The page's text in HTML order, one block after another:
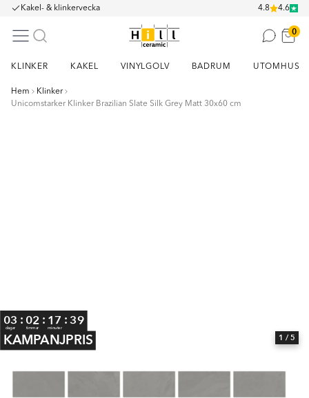
Kakel- & klinkervecka 4.8 4.6
0
KLINKER KAKEL VINYLGOLV BADRUM UTOMHUS
Hem
Klinker
Unicomstarker Klinker Brazilian Slate Silk Grey Matt 30x60 cm
03
dagar
: 02
timmar
: 17
minuter
:38
KAMPANJPRIS 1 / 5